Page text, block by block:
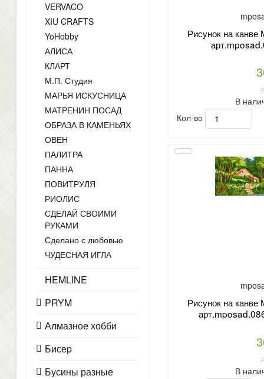
VERVACO
XIU CRAFTS
YoHobby
АЛИСА
КЛАРТ
М.П. Студия
МАРЬЯ ИСКУСНИЦА
МАТРЕНИН ПОСАД
ОБРАЗА В КАМЕНЬЯХ
ОВЕН
ПАЛИТРА
ПАННА
ПОВИТРУЛЯ
РИОЛИС
СДЕЛАЙ СВОИМИ
РУКАМИ
Сделано с любовью
ЧУДЕСНАЯ ИГЛА
HEMLINE
PRYM
Алмазное хобби
Бисер
Бусины разные
Рисунок на
В
Кол-во
Рисунок на
В